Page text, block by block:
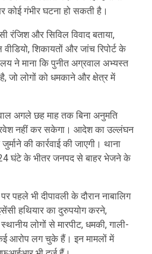
कोई गंभीर घटना हो सकती है।
रंजिश और सिविल विवाद बताया,
शिकायतों और जांच रिपोर्ट के
ने माना कि पुनीत अग्रवाल अभ्यस्त
जो लोगों को धमकाने और क्षेत्र में
अगले छह माह तक बिना अनुमति
नहीं कर सकेगा। आदेश का उल्लंघन
की कार्रवाई की जाएगी। थाना
घंटे के भीतर जनपद से बाहर भेजने के
पहले भी दीपावली के दौरान नाबालिग
हथियार का दुरुपयोग करने,
लोगों से मारपीट, धमकी, गाली-
आरोप लग चुके हैं। इन मामलों में